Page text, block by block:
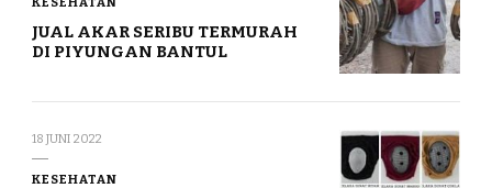
JUAL AKAR SERIBU TERMURAH
DI PIYUNGAN BANTUL
18 JUNI 2022
KESEHATAN